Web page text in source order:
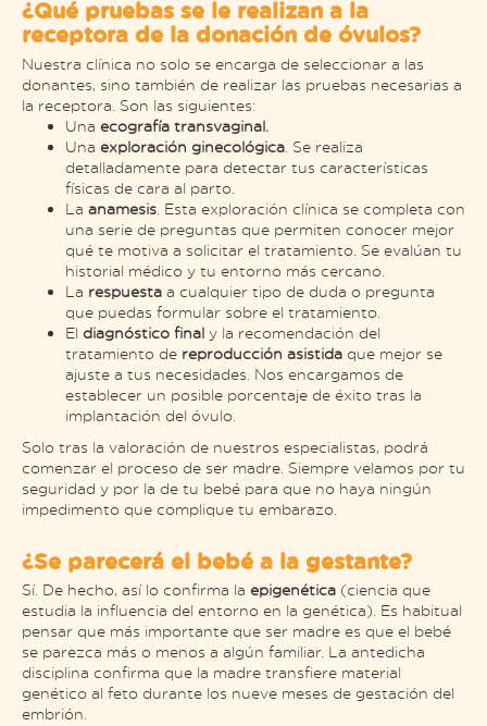
¿Qué pruebas se le realizan a la
receptora de la donación de óvulos?
Nuestra clínica no solo se encarga de seleccionar a las
donantes, sino también de realizar las pruebas necesarias a
la receptora. Son las siguientes:
Una ecografía transvaginal.
Una exploración ginecológica . Se realiza
detalladamente para detectar tus características
físicas de cara al parto.
La anamesis . Esta exploración clínica se completa con
una serie de preguntas que permiten conocer mejor
qué te motiva a solicitar el tratamiento. Se evalúan tu
historial médico y tu entorno más cercano.
La respuesta a cualquier tipo de duda o pregunta
que puedas formular sobre el tratamiento.
El diagnóstico final y la recomendación del
tratamiento de reproducción asistida que mejor se
ajuste a tus necesidades. Nos encargamos de
establecer un posible porcentaje de éxito tras la
implantación del óvulo.
Solo tras la valoración de nuestros especialistas, podrá
comenzar el proceso de ser madre. Siempre velamos por tu
seguridad y por la de tu bebé para que no haya ningún
impedimento que complique tu embarazo.
¿Se parecerá el bebé a la gestante?
Sí. De hecho, así lo confirma la epigenética (ciencia que
estudia la influencia del entorno en la genética). Es habitual
pensar que más importante que ser madre es que el bebé
se parezca más o menos a algún familiar. La antedicha
disciplina confirma que la madre transfiere material
genético al feto durante los nueve meses de gestación del
embrión.